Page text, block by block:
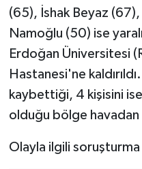
(65), İshak Beyaz (67),
Namoğlu (50) ise
Erdoğan Üniversitesi
Hastanesi'ne
kaybettiği, 4 kişisini ise
olduğu bölge
Olayla ilgili